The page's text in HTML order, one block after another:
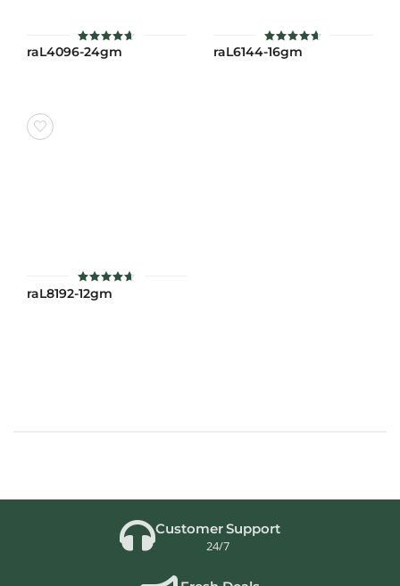
ให้คะแนน
4.6
raL4096-24gm
ให้คะแนน
4.6
raL6144-16gm
ให้คะแนน
4.6
raL8192-12gm
Customer Support
24/7